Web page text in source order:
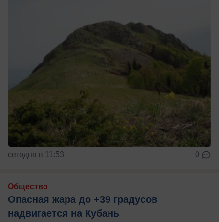
сегодня в 11:53 0
Общество
Опасная жара до +39 градусов
надвигается на Кубань